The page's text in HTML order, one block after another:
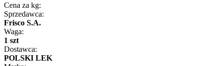
Cena za kg:
Sprzedawca:
Frisco S.A.
Waga:
1 szt
Dostawca:
POLSKI LEK